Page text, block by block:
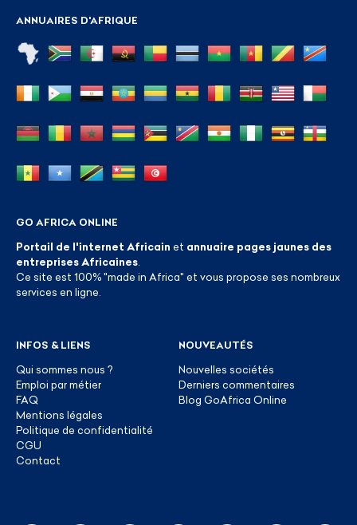
ANNUAIRES D'AFRIQUE
GO AFRICA ONLINE
Portail de l'internet Africain et annuaire pages jaunes des
entreprises Africaines
Ce site est 100% "made in Africa" et vous propose ses nombreux
services en ligne.
INFOS & LIENS
Qui sommes nous ?
Emploi par métier
FAQ
Mentions légales
Politique de confidentialité
CGU
Contact
NOUVEAUTÉS
Nouvelles sociétés
Derniers commentaires
Blog GoAfrica Online